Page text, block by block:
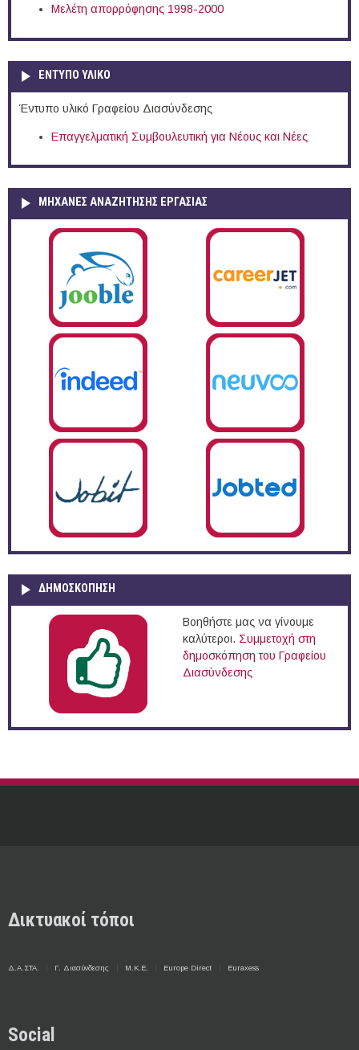
Μελέτη απορρόφησης 1998-2000
ΕΝΤΥΠΟ ΥΛΙΚΟ
Έντυπο υλικό Γραφείου Διασύνδεσης
Επαγγελματική Συμβουλευτική για Νέους και Νέες
ΜΗΧΑΝΕΣ ΑΝΑΖΗΤΗΣΗΣ ΕΡΓΑΣΙΑΣ
ΔΗΜΟΣΚΌΠΗΣΗ
Βοηθήστε μας να γίνουμε
καλύτεροι. Συμμετοχή στη
δημοσκόπηση του Γραφείου
Διασύνδεσης
Δικτυακοί τόποι
Δ.Α.ΣΤΑ. Γ. Διασύνδεσης Μ.Κ.Ε. Europe Direct Euraxess
Social